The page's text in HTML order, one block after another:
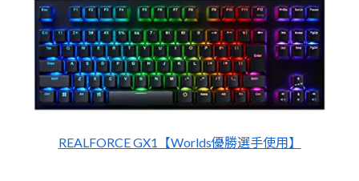
REALFORCE GX1【Worlds優勝選手使用】